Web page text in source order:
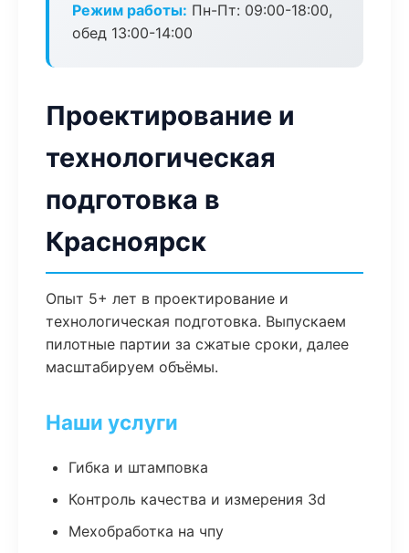
Режим работы: Пн-Пт: 09:00-18:00,
обед 13:00-14:00
Проектирование и
технологическая
подготовка в
Красноярск
Опыт 5+ лет в проектирование и
технологическая подготовка. Выпускаем
пилотные партии за сжатые сроки, далее
масштабируем объёмы.
Наши услуги
Гибка и штамповка
Контроль качества и измерения 3d
Мехобработка на чпу